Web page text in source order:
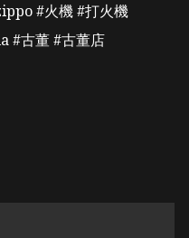
#火機 #打火機
#古董 #古董店